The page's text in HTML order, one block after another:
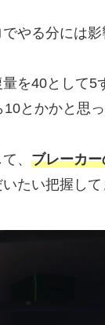
やる分には影
を40として5
とかかと思
、 ブレーカ
たい把握して